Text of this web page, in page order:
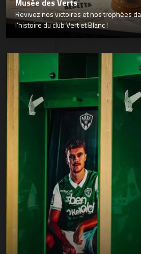
Revivez nos victoires et nos trophées
l’histoire du club Vert et Blanc !